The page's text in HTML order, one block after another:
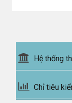
Hệ thống
Chỉ tiêu